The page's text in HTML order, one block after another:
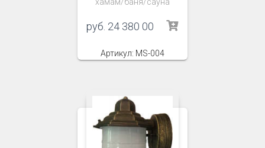
хамам/баня/сауна
руб. 24 380 00
Артикул: MS-004